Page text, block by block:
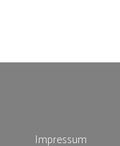
Impressum